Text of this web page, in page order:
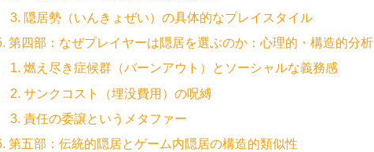
隠居勢（いんきょぜい）の具体的なプレイスタイル
第四部：なぜプレイヤーは隠居を選ぶのか：心理的・構造的分析
燃え尽き症候群（バーンアウト）とソーシャルな義務感
サンクコスト（埋没費用）の呪縛
責任の委譲というメタファー
第五部：伝統的隠居とゲーム内隠居の構造的類似性